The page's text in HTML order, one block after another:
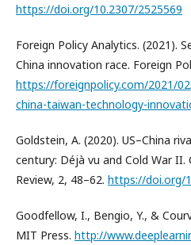
https://doi.org/10.2307/2525569
Foreign Policy Analytics. (2021).
China innovation race. Foreign
https://foreignpolicy.com/2021/
china-taiwan-technology-
Goldstein, A. (2020). US–China
century: Déjà vu and Cold War
Review, 2, 48–62. https://doi.org/
Goodfellow, I., Bengio, Y., &
MIT Press. http://